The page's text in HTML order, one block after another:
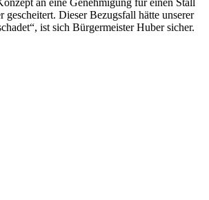
an eine Genehmigung für einen Stall
gescheitert. Dieser Bezugsfall hätte unserer
ist sich Bürgermeister Huber sicher.